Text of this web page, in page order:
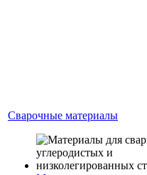
Сварочные материалы